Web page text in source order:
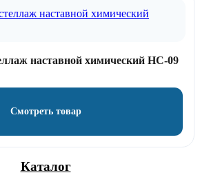
наставной химический НС-09
Смотреть товар
Каталог